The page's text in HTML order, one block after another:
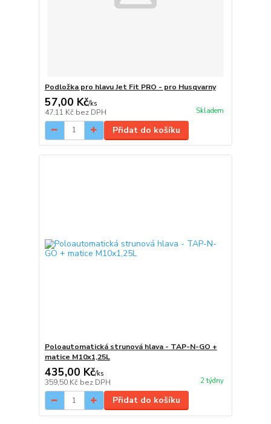
Podložka pro hlavu Jet Fit PRO - pro Husqvarny
57,00 Kč/ks
47,11 Kč bez DPH Skladem
Přidat do košíku
Poloautomatická strunová hlava - TAP-N-GO +
matice M10x1,25L
435,00 Kč/ks
359,50 Kč bez DPH 2 týdny
Přidat do košíku